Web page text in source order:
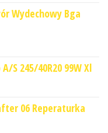
Wydechowy Bga
S 245/40R20 99W Xl
06 Reperaturka